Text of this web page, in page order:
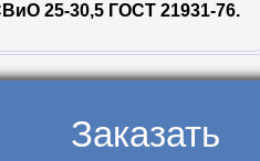
25-30,5 ГОСТ 21931-76.